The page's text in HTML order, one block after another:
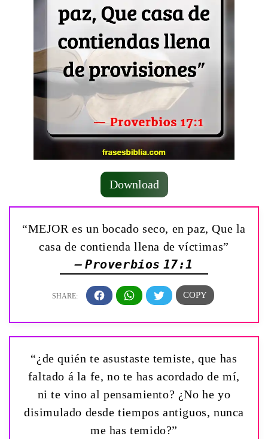
Download
“MEJOR es un bocado seco, en paz, Que la
casa de contienda llena de víctimas”
— Proverbios 17:1
“¿de quién te asustaste temiste, que has
faltado á la fe, no te has acordado de mí,
ni te vino al pensamiento? ¿No he yo
disimulado desde tiempos antiguos, nunca
me has temido?”